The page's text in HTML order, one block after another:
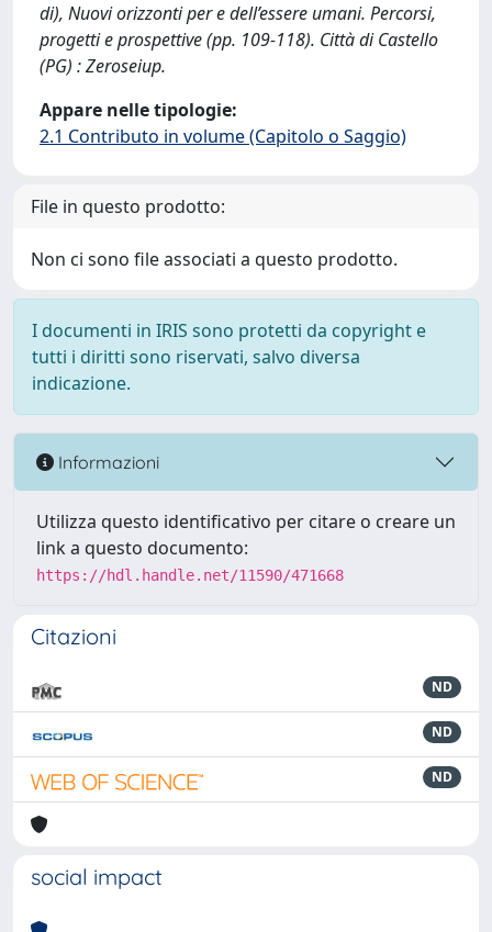
di), Nuovi orizzonti per e dell’essere umani. Percorsi,
progetti e prospettive (pp. 109-118). Città di Castello
(PG) : Zeroseiup.
Appare nelle tipologie:
2.1 Contributo in volume (Capitolo o Saggio)
File in questo prodotto:
Non ci sono file associati a questo prodotto.
I documenti in IRIS sono protetti da copyright e
tutti i diritti sono riservati, salvo diversa
indicazione.
Informazioni
Utilizza questo identificativo per citare o creare un
link a questo documento:
https://hdl.handle.net/11590/471668
Citazioni
ND
ND
ND
social impact